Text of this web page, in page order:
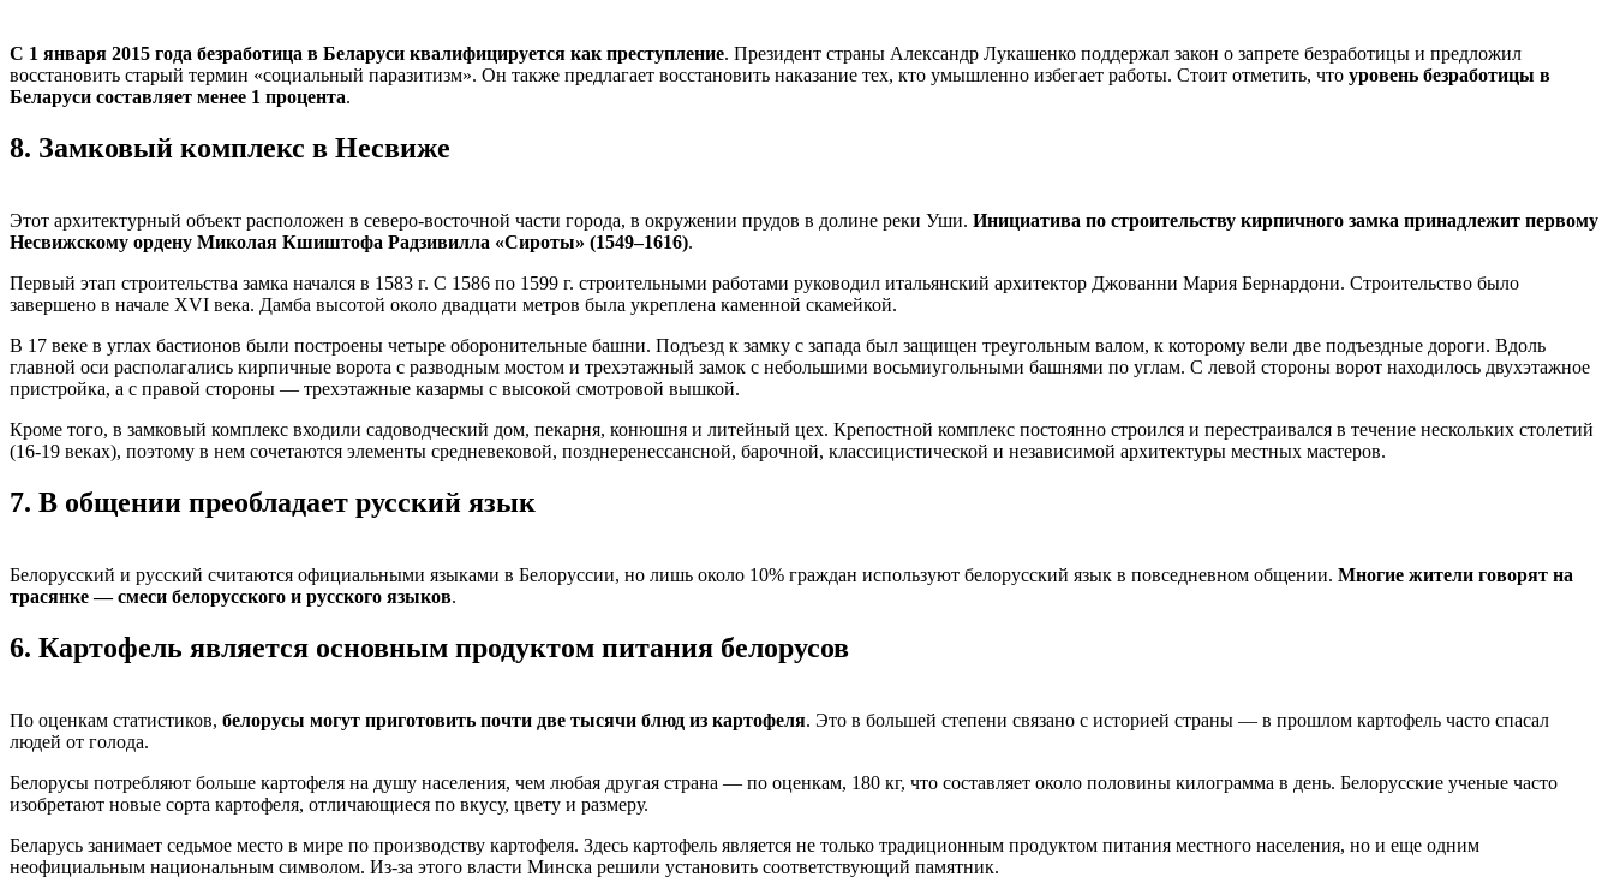
С 1 января 2015 года безработица в Беларуси квалифицируется как преступление. Президент страны Александр Лукашенко поддержал закон о запрете безработицы и предложил
восстановить старый термин «социальный паразитизм». Он также предлагает восстановить наказание тех, кто умышленно избегает работы. Стоит отметить, что уровень безработицы в
Беларуси составляет менее 1 процента.
8. Замковый комплекс в Несвиже
Этот архитектурный объект расположен в северо-восточной части города, в окружении прудов в долине реки Уши. Инициатива по строительству кирпичного замка принадлежит первому
Несвижскому ордену Миколая Кшиштофа Радзивилла «Сироты» (1549–1616).
Первый этап строительства замка начался в 1583 г. С 1586 по 1599 г. строительными работами руководил итальянский архитектор Джованни Мария Бернардони. Строительство было
завершено в начале XVI века. Дамба высотой около двадцати метров была укреплена каменной скамейкой.
В 17 веке в углах бастионов были построены четыре оборонительные башни. Подъезд к замку с запада был защищен треугольным валом, к которому вели две подъездные дороги. Вдоль
главной оси располагались кирпичные ворота с разводным мостом и трехэтажный замок с небольшими восьмиугольными башнями по углам. С левой стороны ворот находилось двухэтажное
пристройка, а с правой стороны — трехэтажные казармы с высокой смотровой вышкой.
Кроме того, в замковый комплекс входили садоводческий дом, пекарня, конюшня и литейный цех. Крепостной комплекс постоянно строился и перестраивался в течение нескольких столетий
(16-19 веках), поэтому в нем сочетаются элементы средневековой, позднеренессансной, барочной, классицистической и независимой архитектуры местных мастеров.
7. В общении преобладает русский язык
Белорусский и русский считаются официальными языками в Белоруссии, но лишь около 10% граждан используют белорусский язык в повседневном общении. Многие жители говорят на
трасянке — смеси белорусского и русского языков.
6. Картофель является основным продуктом питания белорусов
По оценкам статистиков, белорусы могут приготовить почти две тысячи блюд из картофеля. Это в большей степени связано с историей страны — в прошлом картофель часто спасал
людей от голода.
Белорусы потребляют больше картофеля на душу населения, чем любая другая страна — по оценкам, 180 кг, что составляет около половины килограмма в день. Белорусские ученые часто
изобретают новые сорта картофеля, отличающиеся по вкусу, цвету и размеру.
Беларусь занимает седьмое место в мире по производству картофеля. Здесь картофель является не только традиционным продуктом питания местного населения, но и еще одним
неофициальным национальным символом. Из-за этого власти Минска решили установить соответствующий памятник.